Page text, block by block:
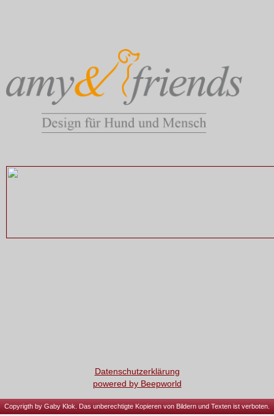
Datenschutzerklärung
powered by Beepworld
Copyrigth by Gaby Klok. Das unberechtigte Kopieren von Bildern und Texten ist verboten.